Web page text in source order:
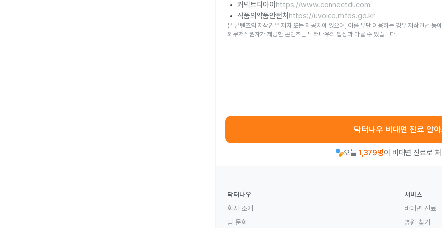
커넥트디아이 https://www.connectdi.com
식품의약품안전처 https://uvoice.mfds.go.kr
본 콘텐츠의 저작권은 저자 또는 제공처에 있으며, 이를 무단 이용하는 경우 저작권법 등
외부저작권자가 제공한 콘텐츠는 닥터나우의 입장과 다를 수 있습니다.
닥터나우 비대면 진료 알
오늘 1,379명이 비대면 진료로
닥터나우
회사 소개
팀 문화
서비스
비대면 진료
병원 찾기